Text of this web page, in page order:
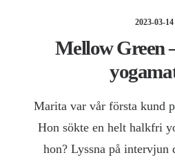
2023-03-14
Mellow Green
Marita var vår första kund
Hon sökte en helt halkfri
hon? Lyssna på